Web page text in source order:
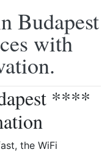
Budapest
with
****
the WiFi